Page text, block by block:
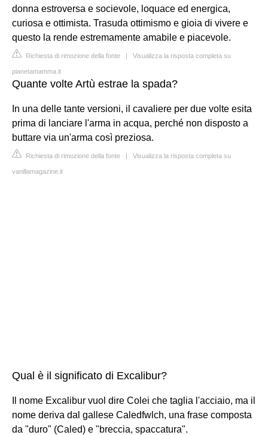
donna estroversa e socievole, loquace ed energica,
curiosa e ottimista. Trasuda ottimismo e gioia di vivere e
questo la rende estremamente amabile e piacevole.
Richiesta di rimozione della fonte | Visualizza la risposta completa su
pianetamamma.it
Quante volte Artù estrae la spada?
In una delle tante versioni, il cavaliere per due volte esita
prima di lanciare l'arma in acqua, perché non disposto a
buttare via un'arma così preziosa.
Richiesta di rimozione della fonte | Visualizza la risposta completa su
vanillamagazine.it
Qual è il significato di Excalibur?
Il nome Excalibur vuol dire Colei che taglia l'acciaio, ma il
nome deriva dal gallese Caledfwlch, una frase composta
da "duro" (Caled) e "breccia, spaccatura".